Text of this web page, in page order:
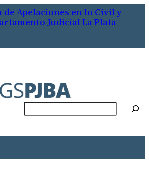
de Apelaciones en lo Civil y
Judicial La Plata